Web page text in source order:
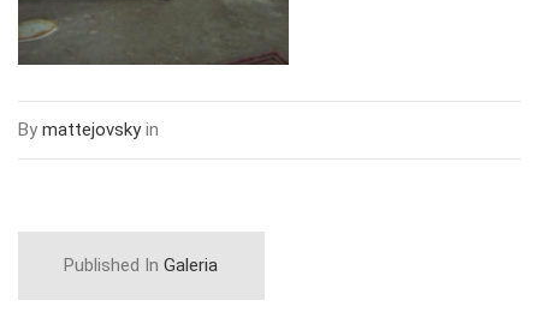
By mattejovsky in
Published In Galeria